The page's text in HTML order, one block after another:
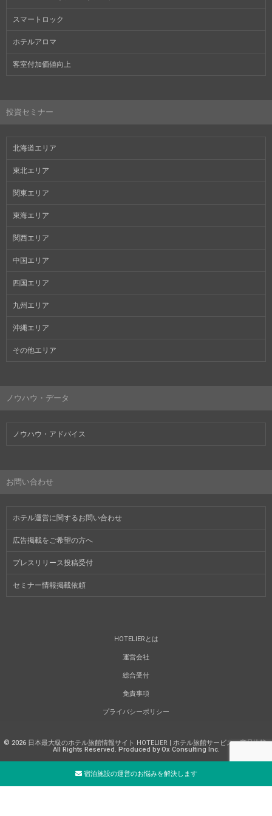
スマートロック
ホテルアロマ
客室付加価値向上
投資セミナー
北海道エリア
東北エリア
関東エリア
東海エリア
関西エリア
中国エリア
四国エリア
九州エリア
沖縄エリア
その他エリア
ノウハウ・データ
ノウハウ・アドバイス
お問い合わせ
ホテル運営に関するお問い合わせ
広告掲載をご希望の方へ
プレスリリース投稿受付
セミナー情報掲載依頼
HOTELIERとは
運営会社
総合受付
免責事項
プライバシーポリシー
© 2026 日本最大級のホテル旅館情報サイト HOTELIER | ホテル旅館サービス・商品比較.
All Rights Reserved. Produced by Ox Consulting Inc.
宿泊施設の運営のお悩みを解決します